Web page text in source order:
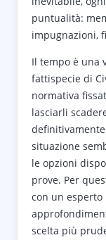
puntualità:
impugnazioni,
Il tempo è una
fattispecie di
normativa
lasciarli
situazione
le opzioni
prove. Per
con un
scelta più